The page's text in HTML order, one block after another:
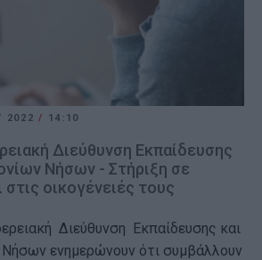
2022/ 14:10
Διεύθυνση Εκπαίδευσης
Νήσων - Στήριξη σε
οικογένειές τους
Διεύθυνση Εκπαίδευσης και
ενημερώνουν ότι συμβάλλουν